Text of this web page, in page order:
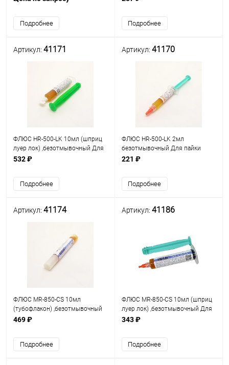
пайки - до +300°С.
Подробнее
припоями – от +200 до +350°С
Подробнее
Артикул: 41171
ФЛЮС HR-500-LK 10мл (шприц
луер лок) ,безотмывочный Для
пайки оловянно-свинцовыми
Для пайки оловянно-
свинцовыми припо
532 ₽
Подробнее
Артикул: 41170
ФЛЮС HR-500-LK 2мл
безотмывочный Для пайки
оловянно-свинцовыми
Платина, золото, серебро,
бронза, латунь, свинец, медь,
221 ₽
Подробнее
Артикул: 41174
ФЛЮС MR-850-CS 10мл
(тубофлакон) ,безотмывочный
Для пайки оловянно-
+200 до +300°С Для пайки
оловянно-свинцовыми
469 ₽
Подробнее
Артикул: 41186
ФЛЮС MR-850-CS 10мл (шприц
луер лок) ,безотмывочный Для
пайки оловянно-свинцовыми
343 ₽
Подробнее